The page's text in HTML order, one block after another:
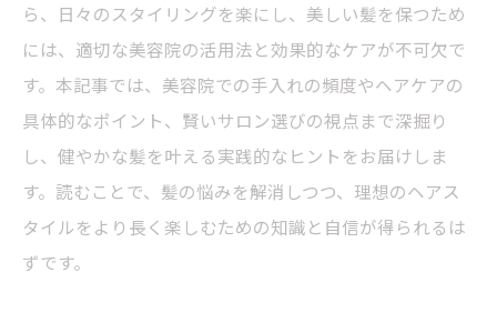
ら、日々のスタイリングを楽にし、美しい髪を保つため
には、適切な美容院の活用法と効果的なケアが不可欠で
す。本記事では、美容院での手入れの頻度やヘアケアの
具体的なポイント、賢いサロン選びの視点まで深掘り
し、健やかな髪を叶える実践的なヒントをお届けしま
す。読むことで、髪の悩みを解消しつつ、理想のヘアス
タイルをより長く楽しむための知識と自信が得られるは
ずです。